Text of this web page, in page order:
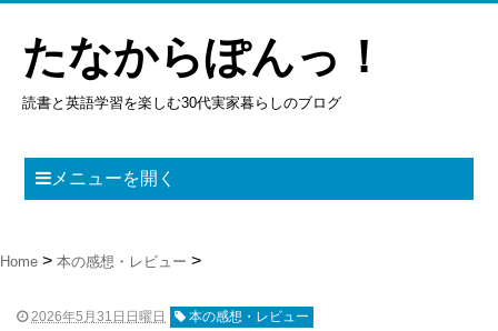
たなからぽんっ！
読書と英語学習を楽しむ30代実家暮らしのブログ
メニューを開く
Home 本の感想・レビュー
2026年5月31日日曜日 本の感想・レビュー